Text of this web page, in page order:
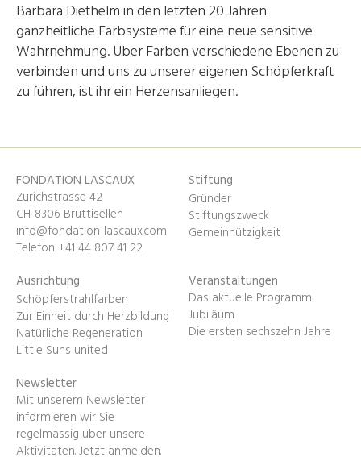
Barbara Diethelm in den letzten 20 Jahren
ganzheitliche Farbsysteme für eine neue sensitive
Wahrnehmung. Über Farben verschiedene Ebenen zu
verbinden und uns zu unserer eigenen Schöpferkraft
zu führen, ist ihr ein Herzensanliegen.
FONDATION LASCAUX
Zürichstrasse 42
CH-8306 Brüttisellen
info@fondation-lascaux.com
Telefon +41 44 807 41 22
Stiftung
Gründer
Stiftungszweck
Gemeinnützigkeit
Ausrichtung
Schöpferstrahlfarben
Zur Einheit durch Herzbildung
Natürliche Regeneration
Little Suns united
Veranstaltungen
Das aktuelle Programm
Jubiläum
Die ersten sechszehn Jahre
Newsletter
Mit unserem Newsletter
informieren wir Sie
regelmässig über unsere
Aktivitäten.Jetzt anmelden.